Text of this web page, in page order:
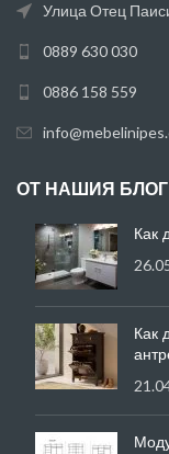
Улица Отец
0889 630 030
0886 158 559
ОТ НАШИЯ БЛОГ
Как
Как